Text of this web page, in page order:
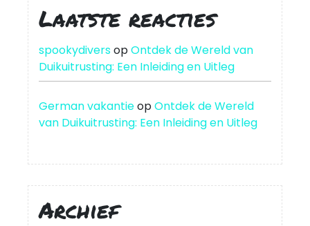
Laatste reacties
spookydiversopOntdek de Wereld van
Duikuitrusting: Een Inleiding en Uitleg
German vakantieopOntdek de Wereld
van Duikuitrusting: Een Inleiding en Uitleg
Archief